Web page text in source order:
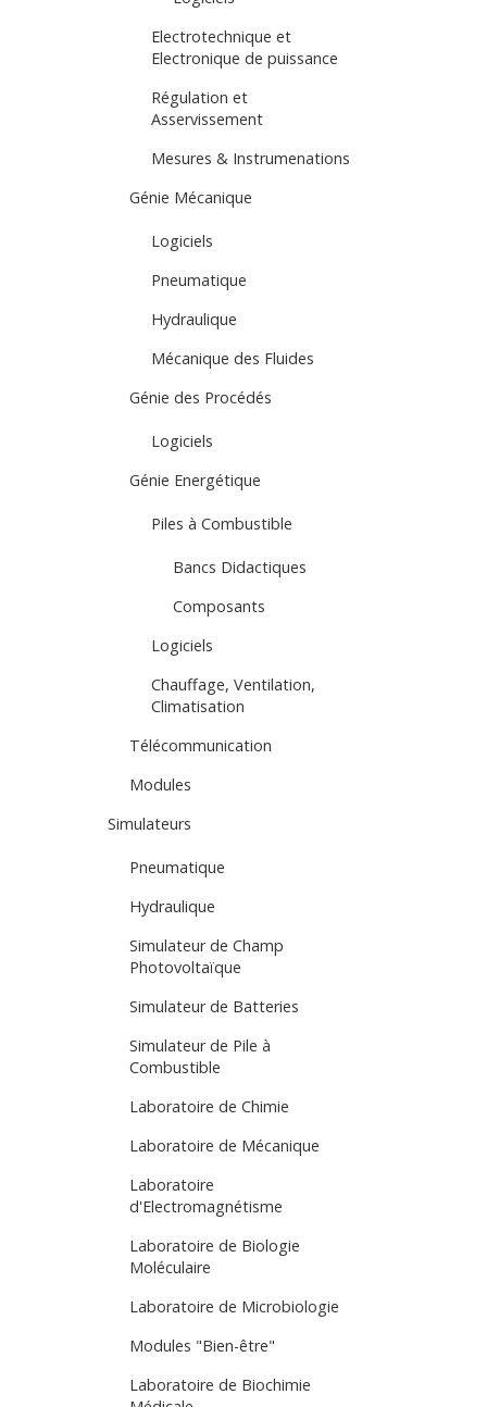
Electrotechnique et
Electronique de puissance
Régulation et
Asservissement
Mesures & Instrumenations
Génie Mécanique
Logiciels
Pneumatique
Hydraulique
Mécanique des Fluides
Génie des Procédés
Logiciels
Génie Energétique
Piles à Combustible
Bancs Didactiques
Composants
Logiciels
Chauffage, Ventilation,
Climatisation
Télécommunication
Modules
Simulateurs
Pneumatique
Hydraulique
Simulateur de Champ
Photovoltaïque
Simulateur de Batteries
Simulateur de Pile à
Combustible
Laboratoire de Chimie
Laboratoire de Mécanique
Laboratoire
d'Electromagnétisme
Laboratoire de Biologie
Moléculaire
Laboratoire de Microbiologie
Modules "Bien-être"
Laboratoire de Biochimie